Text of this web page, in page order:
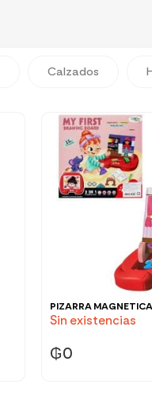
Calzados
PIZARRA
Sin existencias
₲0